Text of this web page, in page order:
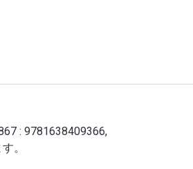
: 9781638409366,
。